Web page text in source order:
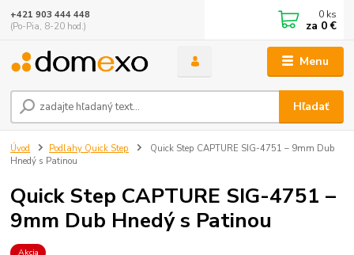
Menu
Hľadať
+421 903 444 448
(Po-Pia, 8-20 hod.)
0 ks
za 0 €
Úvod Podlahy Quick Step
Quick Step CAPTURE SIG-4751 – 9mm Dub
Hnedý s Patinou
Quick Step CAPTURE SIG-4751 –
9mm Dub Hnedý s Patinou
Akcia